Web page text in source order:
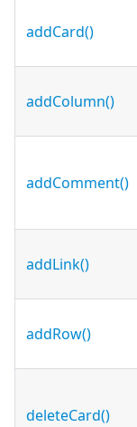
addCard()
addColumn()
addComment()
addLink()
addRow()
deleteCard()